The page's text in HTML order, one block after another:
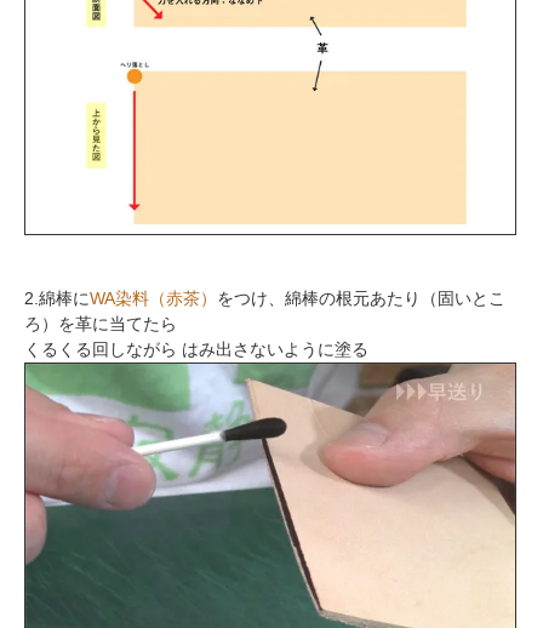
2.綿棒にWA染料（赤茶） をつけ、綿棒の根元あたり（固いとこ
ろ）を革に当てたら
くるくる回しながら はみ出さないように塗る